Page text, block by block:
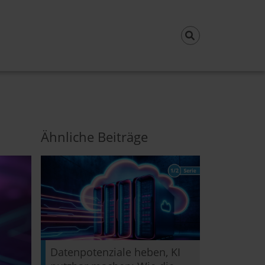
Ähnliche Beiträge
Datenpotenziale heben, KI